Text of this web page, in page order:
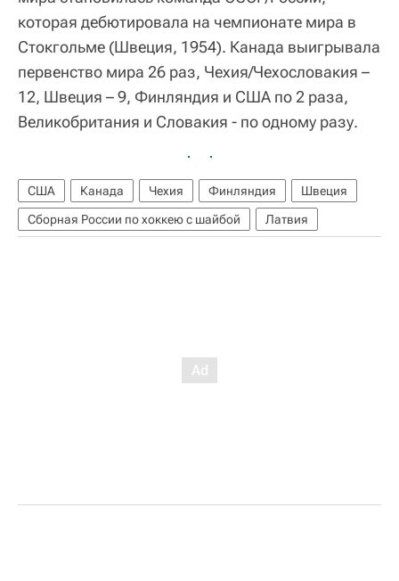
которая дебютировала на чемпионате мира в
Стокгольме (Швеция, 1954). Канада выигрывала
первенство мира 26 раз, Чехия/Чехословакия –
12, Швеция – 9, Финляндия и США по 2 раза,
Великобритания и Словакия - по одному разу.
США Канада Чехия Финляндия
Швеция
Сборная России по хоккею с шайбой
Латвия